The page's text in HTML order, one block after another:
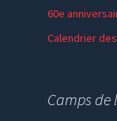
60e
Calendrier
Faire un don
Camps de